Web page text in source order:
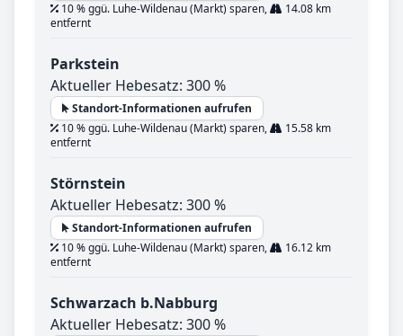
10 % ggü. Luhe-Wildenau (Markt) sparen,
14.08 km
entfernt
Parkstein
Aktueller Hebesatz: 300 %
Standort-Informationen aufrufen
10 % ggü. Luhe-Wildenau (Markt) sparen,
15.58 km
entfernt
Störnstein
Aktueller Hebesatz: 300 %
Standort-Informationen aufrufen
10 % ggü. Luhe-Wildenau (Markt) sparen,
16.12 km
entfernt
Schwarzach b.Nabburg
Aktueller Hebesatz: 300 %